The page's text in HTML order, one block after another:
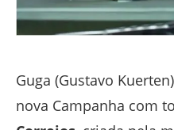
Guga (Gustavo
nova Campanha com